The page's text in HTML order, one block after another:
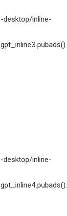
inline-
inline-